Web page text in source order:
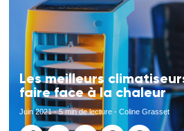
Les meilleurs
faire face à la chaleur
Juin 2021- 5 min de lecture - Coline Grasset